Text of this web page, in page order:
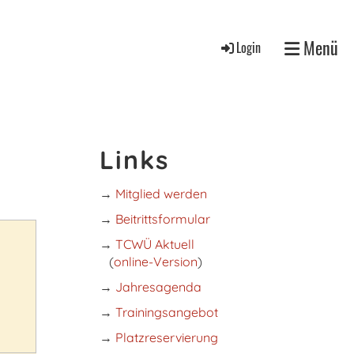
Login Menü
Links
→ Mitglied werden
→ Beitrittsformular
→ TCWÜ Aktuell
(online-Version)
→ Jahresagenda
→ Trainingsangebot
→ Platzreservierung